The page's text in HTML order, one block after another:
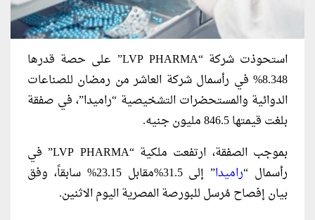
استحوذت شركة “LVP PHARMA” على حصة قدرها
8.348% في رأسمال شركة العاشر من رمضان للصناعات
الدوائية والمستحضرات التشخيصية “راميدا”، في صفقة
بلغت قيمتها 846.5 مليون جنيه.
بموجب الصفقة، ارتفعت ملكية “LVP PHARMA” في
رأسمال “راميدا
” إلى 31.5%مقابل 23.15% سابقاً، وفق
بيان إفصاح مُرسل للبورصة المصرية اليوم الاثنين.